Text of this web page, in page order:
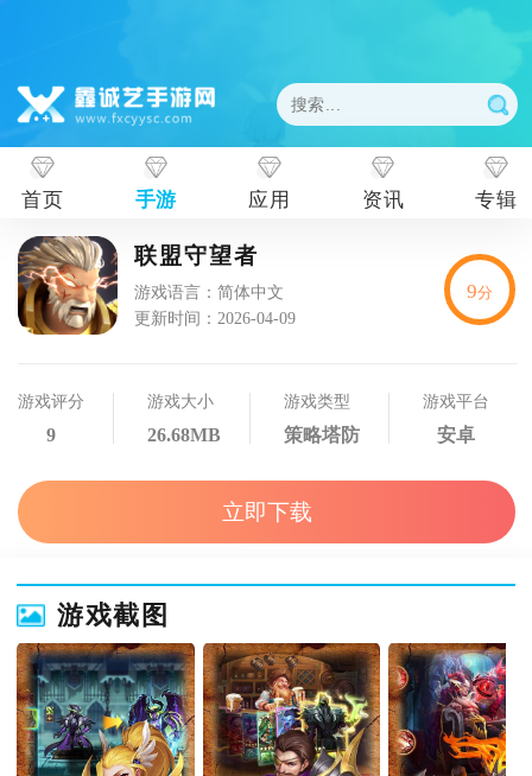
首页 手游 应用 资讯 专辑
联盟守望者
游戏语言：简体中文
更新时间：2026-04-09
游戏评分
9
游戏大小
26.68MB
游戏类型
策略塔防
游戏平台
安卓
9分
立即下载
游戏截图